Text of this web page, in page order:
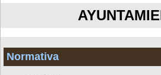
Normativa